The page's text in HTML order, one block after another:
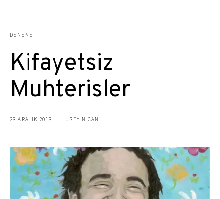
DENEME
Kifayetsiz
Muhterisler
28 ARALIK 2018 HUSEYIN CAN